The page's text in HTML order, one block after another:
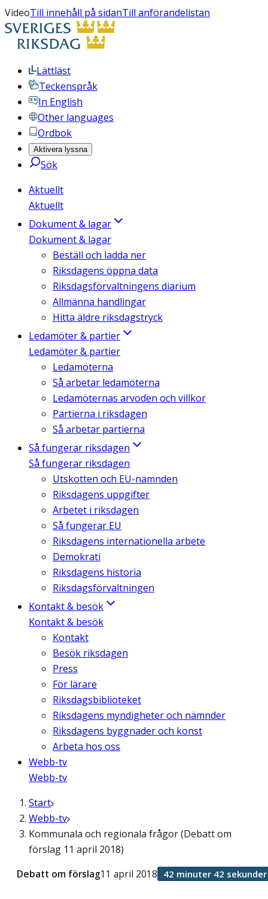
VideoTill innehåll på sidanTill anförandelistan
Lättläst
Teckenspråk
In English
Other languages
Ordbok
Aktivera lyssna
Sök
Aktuellt
Aktuellt
Dokument & lagar
Dokument & lagar
Beställ och ladda ner
Riksdagens öppna data
Riksdagsförvaltningens diarium
Allmänna handlingar
Hitta äldre riksdagstryck
Ledamöter & partier
Ledamöter & partier
Ledamöterna
Så arbetar ledamöterna
Ledamöternas arvoden och villkor
Partierna i riksdagen
Så arbetar partierna
Så fungerar riksdagen
Så fungerar riksdagen
Utskotten och EU-nämnden
Riksdagens uppgifter
Arbetet i riksdagen
Så fungerar EU
Riksdagens internationella arbete
Demokrati
Riksdagens historia
Riksdagsförvaltningen
Kontakt & besök
Kontakt & besök
Kontakt
Besök riksdagen
Press
För lärare
Riksdagsbiblioteket
Riksdagens myndigheter och nämnder
Riksdagens byggnader och konst
Arbeta hos oss
Webb-tv
Webb-tv
Start
Webb-tv
Kommunala och regionala frågor (Debatt om
förslag 11 april 2018)
Debatt om förslag11 april 2018 42 minuter 42 sekunder